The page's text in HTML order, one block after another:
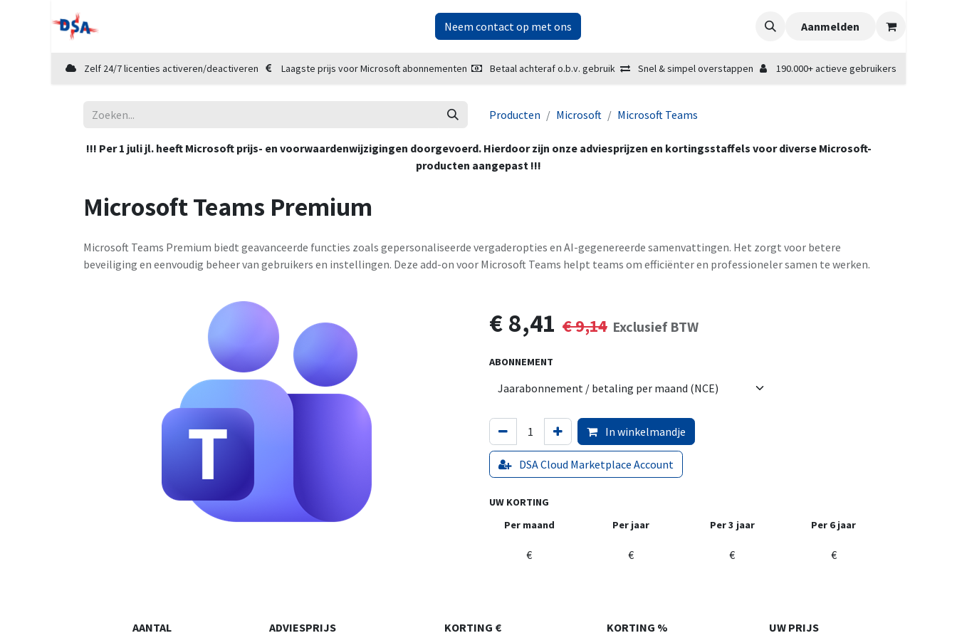
Neem contact op met ons Aanmelden
Zelf 24/7 licenties activeren/deactiveren Laagste prijs voor Microsoft abonnementen Betaal achteraf o.b.v. gebruik Snel & simpel overstappen 190.000+ actieve gebruikers
Producten Microsoft Microsoft Teams
!!! Per 1 juli jl. heeft Microsoft prijs- en voorwaardenwijzigingen doorgevoerd. Hierdoor zijn onze adviesprijzen en kortingsstaffels voor diverse Microsoft-
producten aangepast !!!
Microsoft Teams Premium
Microsoft Teams Premium biedt geavanceerde functies zoals gepersonaliseerde vergaderopties en AI-gegenereerde samenvattingen. Het zorgt voor betere
beveiliging en eenvoudig beheer van gebruikers en instellingen. Deze add-on voor Microsoft Teams helpt teams om efficiënter en professioneler samen te werken.
€8,41 €9,14 Exclusief BTW
ABONNEMENT
In winkelmandje
DSA Cloud Marketplace Account
UW KORTING
Per maand
€
Per jaar
€
Per 3 jaar
€
Per 6 jaar
€
AANTAL ADVIESPRIJS KORTING € KORTING % UW PRIJS